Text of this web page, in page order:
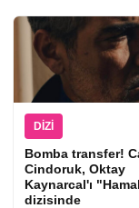
DIZI
Bomba transfer!
Cindoruk, Oktay
Kaynarcal'ı
dizisinde